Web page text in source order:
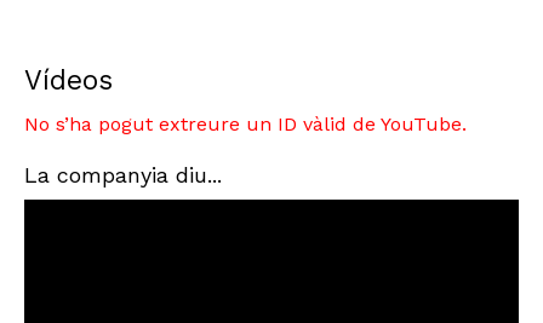
Vídeos
No s’ha pogut extreure un ID vàlid de YouTube.
La companyia diu...